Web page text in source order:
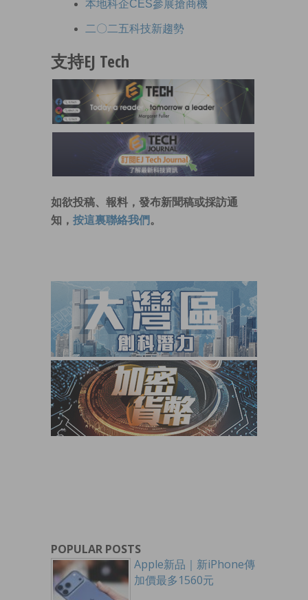
本地科企CES參展搶商機
二〇二五科技新趨勢
支持EJ Tech
如欲投稿、報料，發布新聞稿或採訪通
知， 按這裏聯絡我們 。
POPULAR POSTS
Apple新品｜新iPhone傳
加價最多1560元